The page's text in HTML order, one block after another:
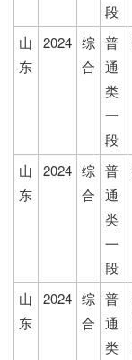
段
山
东
2024 综
合
普
通
类
一
段
山
东
2024 综
合
普
通
类
一
段
山
东
2024 综
合
普
通
类